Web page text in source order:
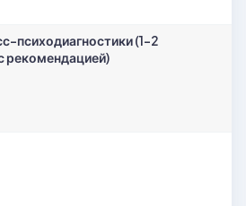
психодиагностики (1-2
рекомендацией)